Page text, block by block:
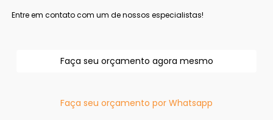
Entre em contato com um de nossos especialistas!
Faça seu orçamento agora mesmo
Faça seu orçamento por Whatsapp